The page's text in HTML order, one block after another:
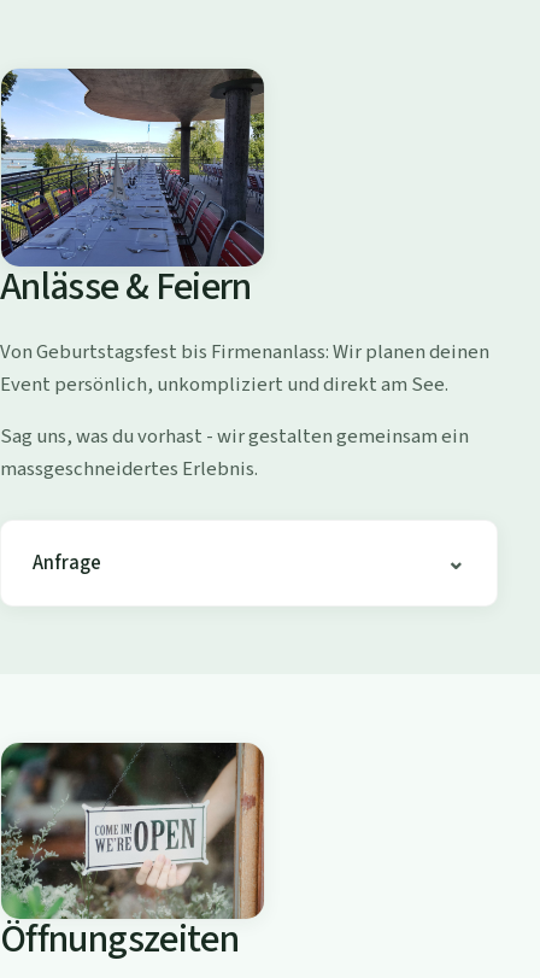
B
a
d
i
W
o
l
i
s
h
o
e
n
r
o
a
m
Z
ü
Anlässe & Feiern
Von Geburtstagsfest bis Firmenanlass: Wir planen deinen
Event persönlich, unkompliziert und direkt am See.
Sag uns, was du vorhast - wir gestalten gemeinsam ein
massgeschneidertes Erlebnis.
Anfrage
Öffnungszeiten